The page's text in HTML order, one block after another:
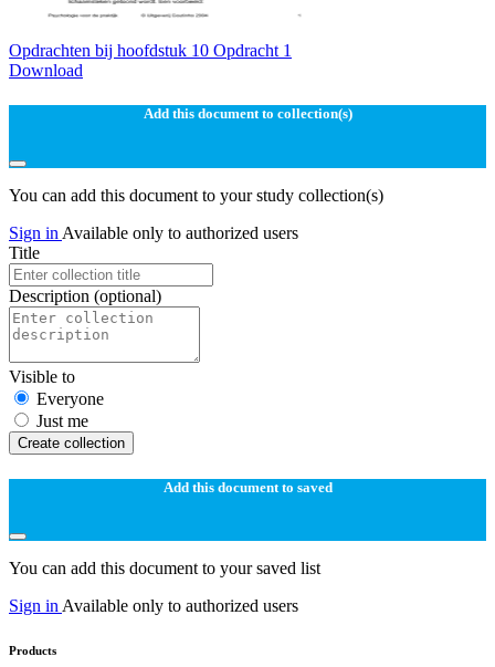
Opdrachten bij hoofdstuk 10 Opdracht 1
Download
Add this document to collection(s)
You can add this document to your study collection(s)
Sign in Available only to authorized users
Title
Description (optional)
Visible to
Everyone
Just me
Create collection
Add this document to saved
You can add this document to your saved list
Sign in Available only to authorized users
Products